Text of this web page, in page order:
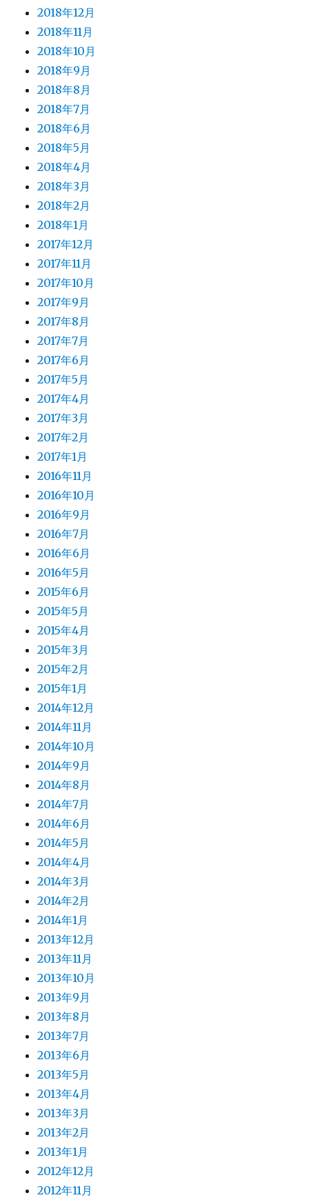
2018年12月
2018年11月
2018年10月
2018年9月
2018年8月
2018年7月
2018年6月
2018年5月
2018年4月
2018年3月
2018年2月
2018年1月
2017年12月
2017年11月
2017年10月
2017年9月
2017年8月
2017年7月
2017年6月
2017年5月
2017年4月
2017年3月
2017年2月
2017年1月
2016年11月
2016年10月
2016年9月
2016年7月
2016年6月
2016年5月
2015年6月
2015年5月
2015年4月
2015年3月
2015年2月
2015年1月
2014年12月
2014年11月
2014年10月
2014年9月
2014年8月
2014年7月
2014年6月
2014年5月
2014年4月
2014年3月
2014年2月
2014年1月
2013年12月
2013年11月
2013年10月
2013年9月
2013年8月
2013年7月
2013年6月
2013年5月
2013年4月
2013年3月
2013年2月
2013年1月
2012年12月
2012年11月